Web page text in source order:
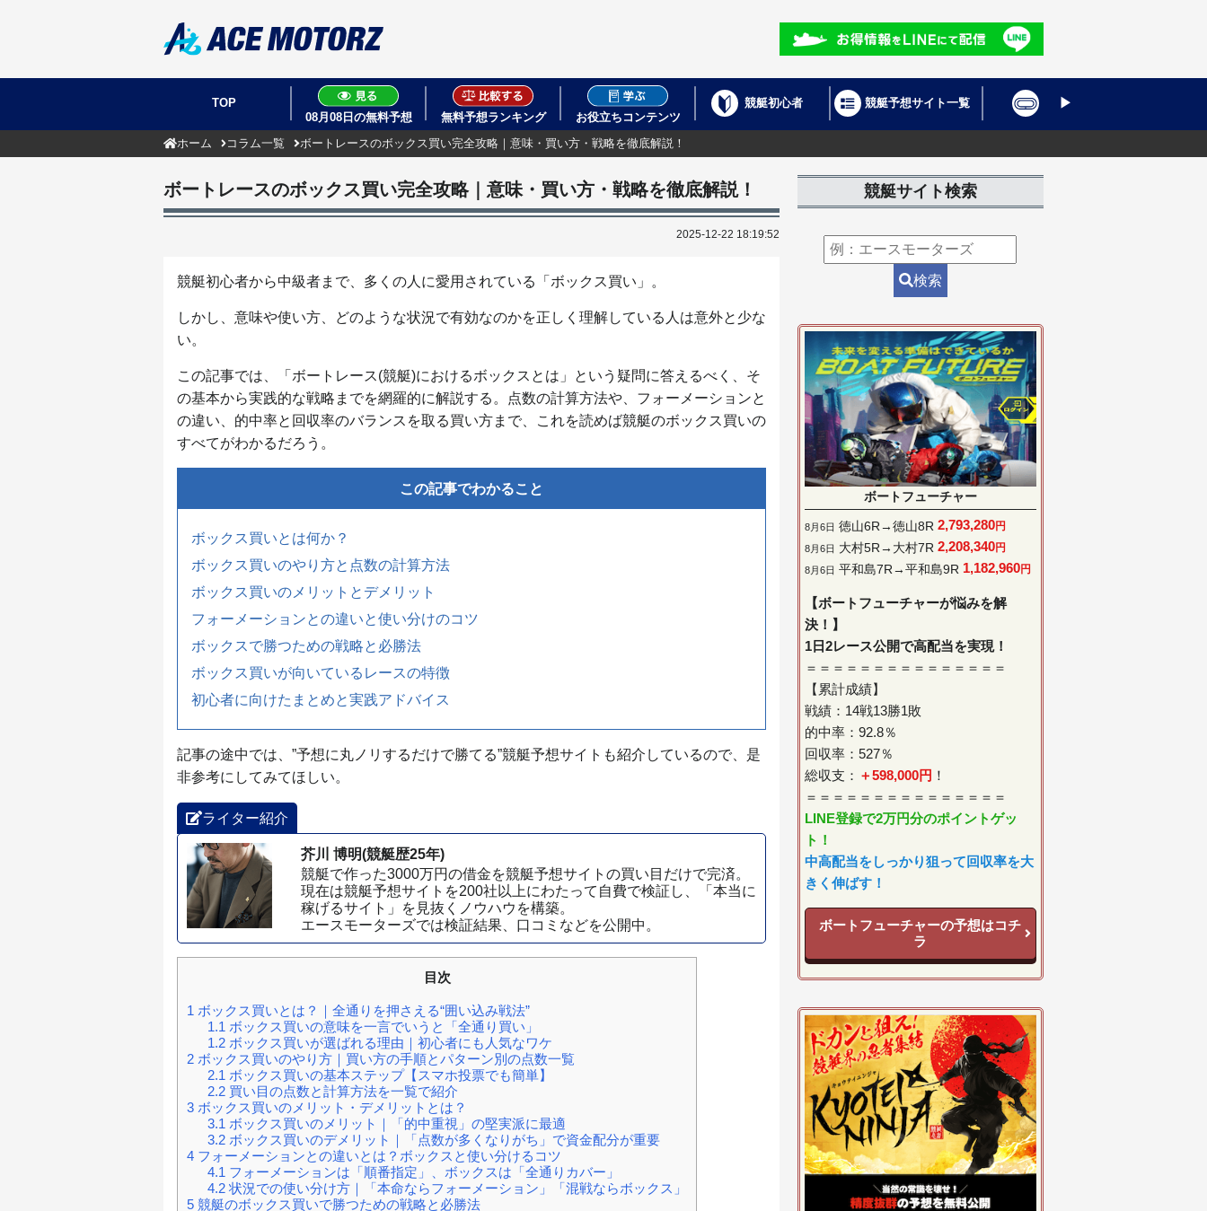
TOP
08月08日の無料予想
無料予想ランキング お役立ちコンテンツ
競艇初心者 競艇予想サイト一覧 競艇場
ホーム コラム一覧 ボートレースのボックス買い完全攻略｜意味・買い方・戦略を徹底解説！
ボートレースのボックス買い完全攻略｜意味・買い方・戦略を徹底解説！
2025-12-22 18:19:52
競艇初心者から中級者まで、多くの人に愛用されている「ボックス買い」。
しかし、意味や使い方、どのような状況で有効なのかを正しく理解している人は意外と少な
い。
この記事では、「ボートレース(競艇)におけるボックスとは」という疑問に答えるべく、そ
の基本から実践的な戦略までを網羅的に解説する。点数の計算方法や、フォーメーションと
の違い、的中率と回収率のバランスを取る買い方まで、これを読めば競艇のボックス買いの
すべてがわかるだろう。
この記事でわかること
ボックス買いとは何か？
ボックス買いのやり方と点数の計算方法
ボックス買いのメリットとデメリット
フォーメーションとの違いと使い分けのコツ
ボックスで勝つための戦略と必勝法
ボックス買いが向いているレースの特徴
初心者に向けたまとめと実践アドバイス
記事の途中では、”予想に丸ノリするだけで勝てる”競艇予想サイトも紹介しているので、是
非参考にしてみてほしい。
ライター紹介
芥川 博明(競艇歴25年)
競艇で作った3000万円の借金を競艇予想サイトの買い目だけで完済。
現在は競艇予想サイトを200社以上にわたって自費で検証し、「本当に
稼げるサイト」を見抜くノウハウを構築。
エースモーターズでは検証結果、口コミなどを公開中。
目次
1 ボックス買いとは？｜全通りを押さえる“囲い込み戦法”
1.1 ボックス買いの意味を一言でいうと「全通り買い」
1.2ボックス買いが選ばれる理由｜初心者にも人気なワケ
2 ボックス買いのやり方｜買い方の手順とパターン別の点数一覧
2.1 ボックス買いの基本ステップ【スマホ投票でも簡単】
2.2買い目の点数と計算方法を一覧で紹介
3 ボックス買いのメリット・デメリットとは？
3.1 ボックス買いのメリット｜「的中重視」の堅実派に最適
3.2ボックス買いのデメリット｜「点数が多くなりがち」で資金配分が重要
4 フォーメーションとの違いとは？ボックスと使い分けるコツ
4.1 フォーメーションは「順番指定」、ボックスは「全通りカバー」
4.2状況での使い分け方｜「本命ならフォーメーション」「混戦ならボックス」
5 競艇のボックス買いで勝つための戦略と必勝法
競艇サイト検索
検索
ボートフューチャー
8月6日 徳山6R→徳山8R 2,793,280円
8月6日 大村5R→大村7R 2,208,340円
8月6日 平和島7R→平和島9R 1,182,960円
【ボートフューチャーが悩みを解
決！】
1日2レース公開で高配当を実現！
＝＝＝＝＝＝＝＝＝＝＝＝＝＝＝
【累計成績】
戦績：14戦13勝1敗
的中率：92.8％
回収率：527％
総収支： ＋598,000円 ！
＝＝＝＝＝＝＝＝＝＝＝＝＝＝＝
LINE登録で2万円分のポイントゲッ
ト！
中高配当をしっかり狙って回収率を大
きく伸ばす！
ボートフューチャーの予想はコチ
ラ